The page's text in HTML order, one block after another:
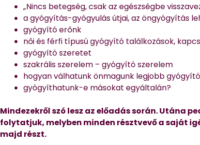
„Nincs betegség, csak az egészségbe
a gyógyítás-gyógyulás útjai, az öngyógyítás
gyógyító erőnk
női és férfi típusú gyógyító találkozások,
gyógyító szeretet
szakrális szerelem – gyógyító szerelem
hogyan válhatunk önmagunk legjobb
gyógyíthatunk-e másokat egyáltalán?
Mindezekről szó lesz az előadás során. Utána
folytatjuk, melyben minden résztvevő a saját
majd részt.